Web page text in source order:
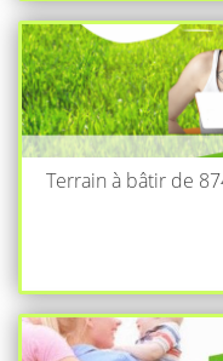
Terrain à bâtir de